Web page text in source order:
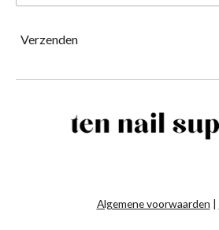
Verzenden
Algemene voorwaarden |